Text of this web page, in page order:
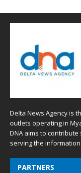
Delta News Agency is
outlets operating in
DNA aims to
serving the
PARTNERS